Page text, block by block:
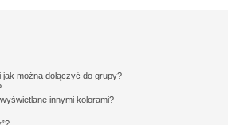
można dołączyć do grupy?
innymi kolorami?